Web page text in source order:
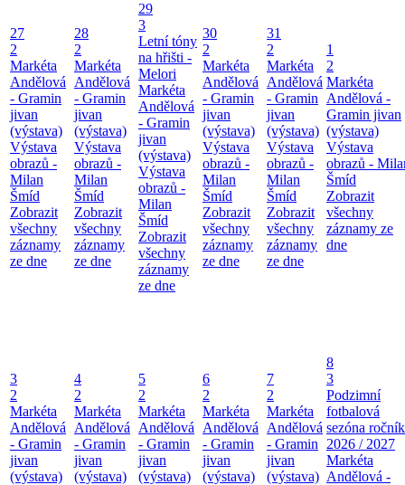
27
2
Markéta
Andělová
- Gramin
jivan
(výstava)
Výstava
obrazů -
Milan
Šmíd
Zobrazit
všechny
záznamy
ze dne
28
2
Markéta
Andělová
- Gramin
jivan
(výstava)
Výstava
obrazů -
Milan
Šmíd
Zobrazit
všechny
záznamy
ze dne
29
3
Letní tóny
na hřišti -
Melori
Markéta
Andělová
- Gramin
jivan
(výstava)
Výstava
obrazů -
Milan
Šmíd
Zobrazit
všechny
záznamy
ze dne
30
2
Markéta
Andělová
- Gramin
jivan
(výstava)
Výstava
obrazů -
Milan
Šmíd
Zobrazit
všechny
záznamy
ze dne
31
2
Markéta
Andělová
- Gramin
jivan
(výstava)
Výstava
obrazů -
Milan
Šmíd
Zobrazit
všechny
záznamy
ze dne
1
2
Markéta
Andělová -
Gramin jivan
(výstava)
Výstava
obrazů -
Šmíd
Zobrazit
všechny
záznamy ze
dne
3
2
Markéta
Andělová
- Gramin
jivan
(výstava)
4
2
Markéta
Andělová
- Gramin
jivan
(výstava)
5
2
Markéta
Andělová
- Gramin
jivan
(výstava)
6
2
Markéta
Andělová
- Gramin
jivan
(výstava)
7
2
Markéta
Andělová
- Gramin
jivan
(výstava)
8
3
Podzimní
fotbalová
sezóna
2026 / 2027
Markéta
Andělová -